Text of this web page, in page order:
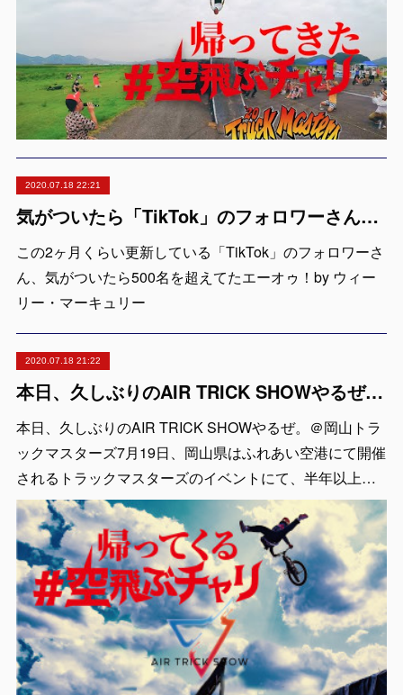
2020.07.18 22:21
気がついたら「TikTok」のフォロワーさん500名を超えてたエーオゥ！by ウィーリー・マーキュリー
この2ヶ月くらい更新している「TikTok」のフォロワーさ
ん、気がついたら500名を超えてたエーオゥ！by ウィー
リー・マーキュリー
2020.07.18 21:22
本日、久しぶりのAIR TRICK SHOWやるぜ。＠岡山トラックマスターズ
本日、久しぶりのAIR TRICK SHOWやるぜ。＠岡山トラ
ックマスターズ7月19日、岡山県はふれあい空港にて開催
されるトラックマスターズのイベントにて、半年以上…